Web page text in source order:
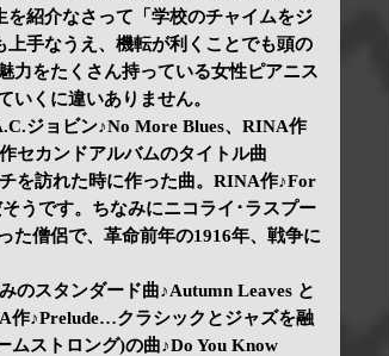
紹介なさって「学校のチャイムをジ
手なうえ、機転が利くことでも頭の
力をたくさん持っている女性ピアニス
いくに違いありません。
ジョビン♪No More Blues、RINA作
セカンドアルバムのタイトル曲
を訪れた時に作った曲。RINA作♪For
うです。ちなみにニコライ･ラスプー
た僧侶で、革命前年の1916年、戦争に
のスタンダード曲♪Autumn Leaves と
♪Prelude…クラシックとジャズを融
ムストロング)の曲♪Do You Know